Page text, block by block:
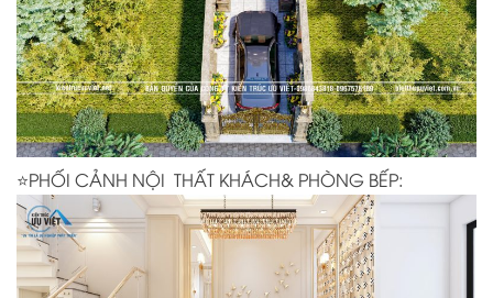
⭐PHỐI CẢNH NỘI THẤT KHÁCH& PHÒNG BẾP: